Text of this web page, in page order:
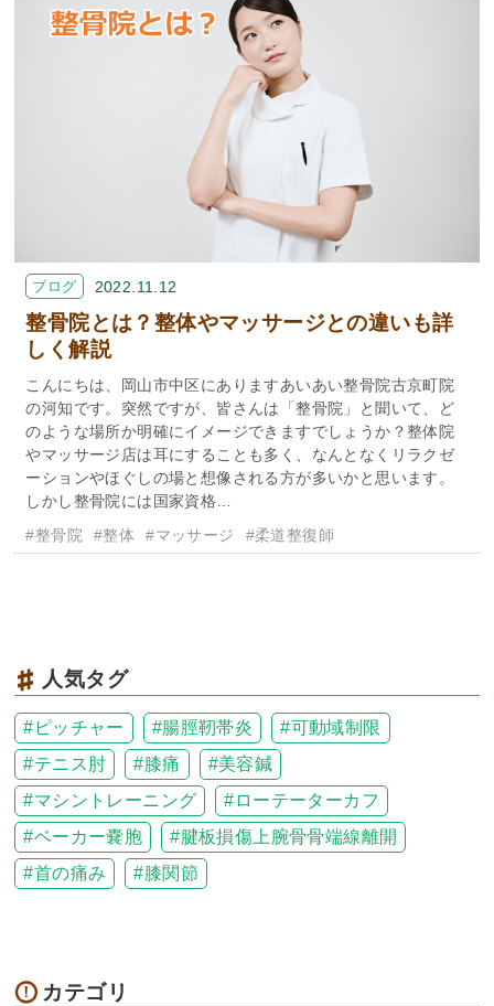
ブログ 2022.11.12
整骨院とは？整体やマッサージとの違いも詳
しく解説
こんにちは、岡山市中区にありますあいあい整骨院古京町院
の河知です。突然ですが、皆さんは「整骨院」と聞いて、ど
のような場所か明確にイメージできますでしょうか？整体院
やマッサージ店は耳にすることも多く、なんとなくリラクゼ
ーションやほぐしの場と想像される方が多いかと思います。
しかし整骨院には国家資格…
#整骨院
#整体 #マッサージ #柔道整復師
人気タグ
ピッチャー 腸脛靭帯炎
可動域制限
テニス肘
膝痛
美容鍼
マシントレーニング
ローテーターカフ
ベーカー嚢胞
腱板損傷上腕骨骨端線離開
首の痛み
膝関節
カテゴリ